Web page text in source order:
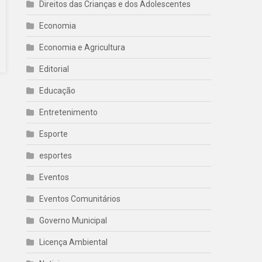
Direitos das Crianças e dos Adolescentes
Economia
Economia e Agricultura
Editorial
Educação
Entretenimento
Esporte
esportes
Eventos
Eventos Comunitários
Governo Municipal
Licença Ambiental